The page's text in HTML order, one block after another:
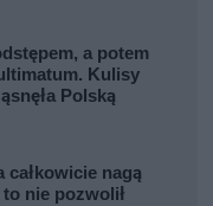
a potem
Kulisy
Polską
całkowicie nagą
nie pozwolił